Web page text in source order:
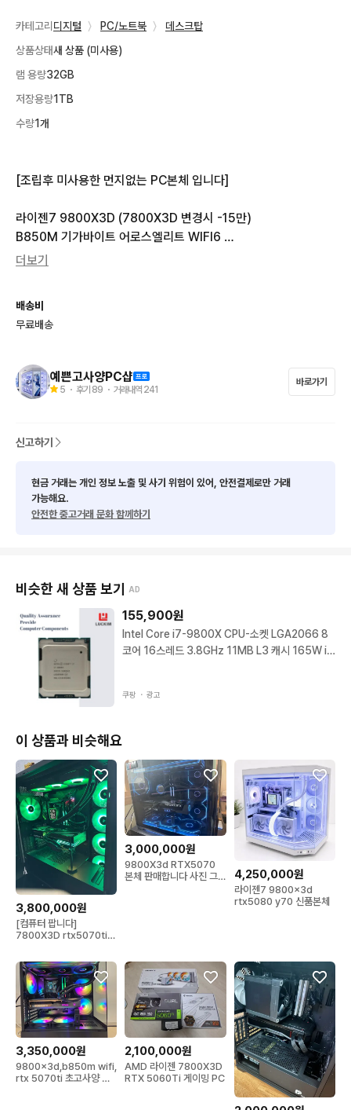
카테고리 디지털 〉 PC/노트북 〉
데스크탑
상품상태새 상품 (미사용)
램 용량32GB
저장용량1TB
수량1개
[조립후 미사용한 먼지없는 PC본체 입니다]
라이젠7 9800X3D (7800X3D 변경시 -15만)
B850M 기가바이트 어로스엘리트 WIFI6
DDR5 32GB 팀크룹 5600MHZ
좋습니다)
(5070TI  올화이트변경시 + 20만)
ENTIS EG GOLD 1000W 화이트 ATX 3.1 풀모듈러
서멀라이트 비전 360 화이트 수냉쿨러
윈도우11 PRO 정품
320만원입니다
더보기
배송비
무료배송
예쁜고사양PC샵
5 ・ 후기 89 ・ 거래내역 241
바로가기
신고하기
현금 거래는 개인 정보 노출 및 사기 위험이 있어, 안전결제로만 거래
가능해요.
안전한 중고거래 문화 함께하기
비슷한 새 상품 보기 AD
155,900원
Intel Core i7-9800X CPU-소켓 LGA2066 8
코어 16스레드 3.8GHz 11MB L3 캐시 165W in
쿠팡 ・ 광고
이 상품과 비슷해요
3,800,000원
[컴퓨터 팝니다]
7800X3D rtx5070ti
3,000,000원
9800X3d RTX5070
본체 판매합니다 사진 그
4,250,000원
라이젠7 9800x3d
rtx5080 y70 신품본체
3,350,000원
9800x3d,b850m wifi,
rtx 5070ti 초고사양 본
2,100,000원
AMD 라이젠 7800X3D
RTX 5060Ti 게이밍 PC